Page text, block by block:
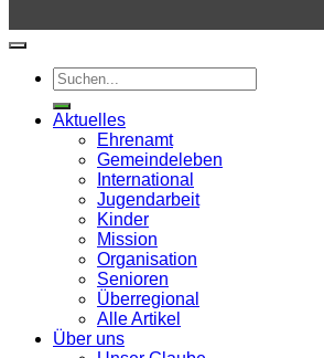
Aktuelles
Ehrenamt
Gemeindeleben
International
Jugendarbeit
Kinder
Mission
Organisation
Senioren
Überregional
Alle Artikel
Über uns